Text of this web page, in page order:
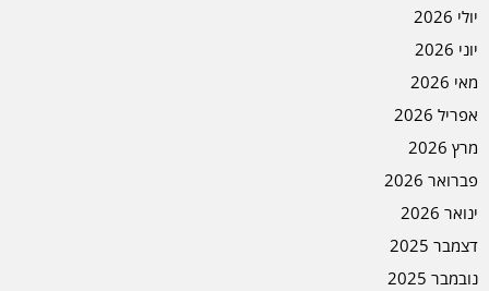
יולי 2026
יוני 2026
מאי 2026
אפריל 2026
מרץ 2026
פברואר 2026
ינואר 2026
דצמבר 2025
נובמבר 2025